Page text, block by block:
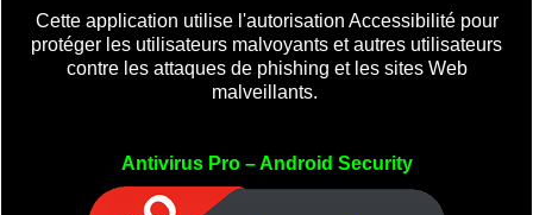
Cette application utilise l'autorisation Accessibilité pour
protéger les utilisateurs malvoyants et autres utilisateurs
contre les attaques de phishing et les sites Web
malveillants.
Antivirus Pro – Android Security